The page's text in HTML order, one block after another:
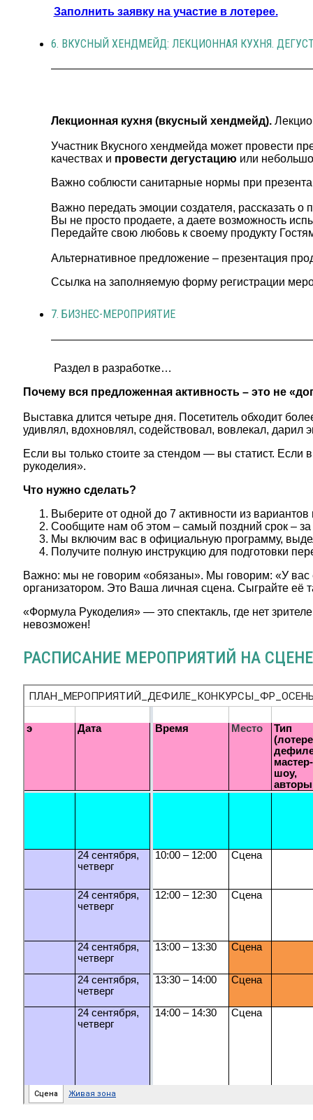
Заполнить заявку на участие в лотерее.
6. ВКУСНЫЙ ХЕНДМЕЙД: ЛЕКЦИОННАЯ КУХНЯ.
Лекционная кухня (вкусный хендмейд).
Участник Вкусного хендмейда может провести
качествах и провести дегустацию или
Важно соблюсти санитарные нормы при
Важно передать эмоции создателя, рассказать о
Вы не просто продаете, а даете возможность
Передайте свою любовь к своему продукту
Альтернативное предложение – презентация
Ссылка на заполняемую форму регистрации
7. БИЗНЕС-МЕРОПРИЯТИЕ
Раздел в разработке…
Почему вся предложенная активность – это не
Выставка длится четыре дня. Посетитель обходит
удивлял, вдохновлял, содействовал, вовлекал,
Если вы только стоите за стендом — вы статист.
рукоделия».
Что нужно сделать?
Выберите от одной до 7 активности из
Сообщите нам об этом – самый поздний срок –
Мы включим вас в официальную программу,
Получите полную инструкцию для подготовки
Важно: мы не говорим «обязаны». Мы говорим: «У вас
организатором. Это Ваша личная сцена. Сыграйте её
«Формула Рукоделия» — это спектакль, где нет
невозможен!
РАСПИСАНИЕ МЕРОПРИЯТИЙ НА СЦЕНЕ